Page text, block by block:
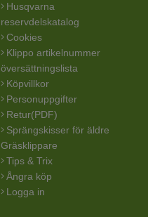
Husqvarna
reservdelskatalog
Cookies
Klippo artikelnummer
översättningslista
Köpvillkor
Personuppgifter
Retur(PDF)
Sprängskisser för äldre
Gräsklippare
Tips & Trix
Ångra köp
Logga in